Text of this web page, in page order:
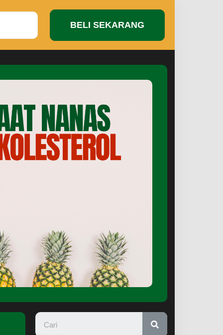
BELI SEKARANG